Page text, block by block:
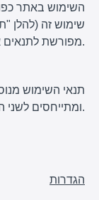
שימוש זה (להלן
מפורשת לתנאים אלו.
ומתייחסים לשני המינים כאחד.
הגדרות